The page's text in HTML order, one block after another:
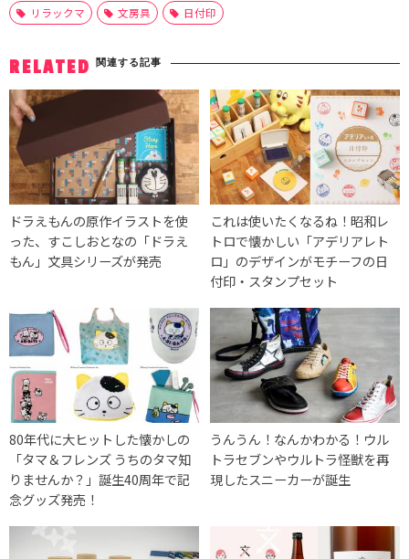
リラックマ 文房具 日付印
RELATED 関連する記事
ドラえもんの原作イラストを使
った、すこしおとなの「ドラえ
もん」文具シリーズが発売
これは使いたくなるね！昭和レ
トロで懐かしい「アデリアレト
ロ」のデザインがモチーフの日
付印・スタンプセット
80年代に大ヒットした懐かしの
「タマ＆フレンズ うちのタマ知
りませんか？」誕生40周年で記
念グッズ発売！
うんうん！なんかわかる！ウル
トラセブンやウルトラ怪獣を再
現したスニーカーが誕生